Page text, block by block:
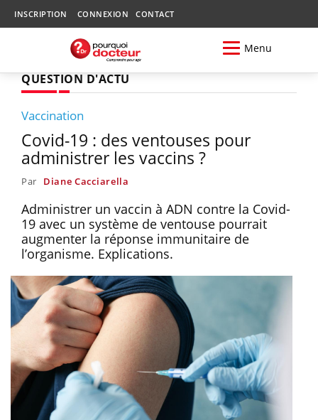
INSCRIPTION CONNEXION CONTACT
Menu
QUESTION D'ACTU
Vaccination
Covid-19 : des ventouses pour
administrer les vaccins ?
Par Diane Cacciarella
Administrer un vaccin à ADN contre la Covid-
19 avec un système de ventouse pourrait
augmenter la réponse immunitaire de
l’organisme. Explications.